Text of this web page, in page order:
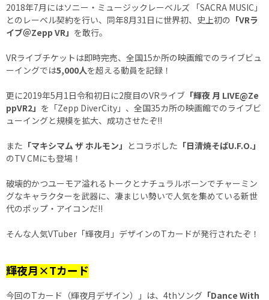
2018年7月にはソニー・ミュージックレーベルズ 「SACRA MUSIC」
とのレーベル契約を行い、同年8月31日に世界初、史上初の 「VRラ
イブ＠Zepp VR」 を敢行。
VRライブチケットは即時完売、全国15か所の映画館でのライブビュ
ーイングでは5,000人を超える動員を記録！
更に2019年5月1日令和初日に2度目のVRライブ 「輝夜 月 LIVE@Ze
ppVR2」 を「Zepp DiverCity」、全国35カ所の映画館でのライブビ
ューイングと規模を拡大、成功させたぞ!!
また 「マキシマム ザ ホルモン」 とコラボした 「日清焼そばU.F.O.」
のTV CMにも登場！
破壊的かつユーモア溢れるトークとナチュラルボーンでチャーミン
グなキャラクターを武器に、凄まじい勢いで人気を集めている新世
代のポップ・アイコンだ!!
そんな人気VTuber「輝夜月」デザインのTカードが発行されたぞ！
輝夜月×Tカード
今回のTカード（輝夜月デザイン）」は、4thソング 「Dance With